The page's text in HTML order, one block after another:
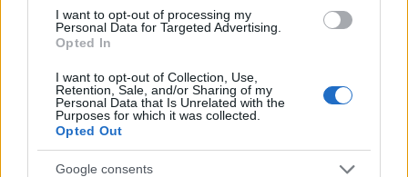
I want to opt-out of processing my
Personal Data for Targeted Advertising.
Opted In
I want to opt-out of Collection, Use,
Retention, Sale, and/or Sharing of my
Personal Data that Is Unrelated with the
Purposes for which it was collected.
Opted Out
Google consents
πρώην παίκτης των Κλίπερς»
Μπαρτσελόνα: Ανακοίνωσε τον Τσέβι Πουγιόλ, ως
Αθλητικό Διευθυντή
Tags: ΤΣΑΒΙ ΠΑΣΚΟΥΑΛ